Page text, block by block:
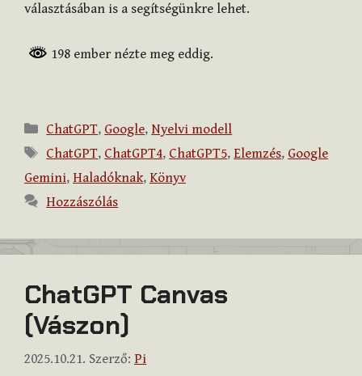
választásában is a segítségünkre lehet.
198 ember nézte meg eddig.
Kategória
ChatGPT, Google, Nyelvi modell
Címkék
ChatGPT, ChatGPT4, ChatGPT5, Elemzés, Google
Gemini, Haladóknak, Könyv
Hozzászólás
ChatGPT Canvas
(Vászon)
2025.10.21. Szerző: Pi